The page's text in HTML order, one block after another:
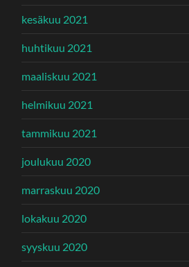
kesäkuu 2021
huhtikuu 2021
maaliskuu 2021
helmikuu 2021
tammikuu 2021
joulukuu 2020
marraskuu 2020
lokakuu 2020
syyskuu 2020